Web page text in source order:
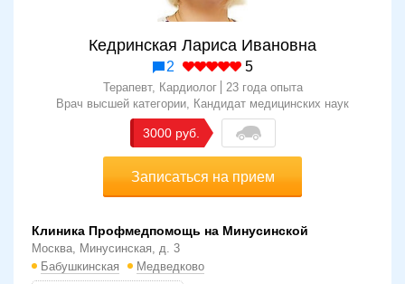
Кедринская Лариса Ивановна
2 5
Терапевт, Кардиолог
23 года опыта
Врач высшей категории
Кандидат медицинских наук
3000
Записаться на прием
Клиника Профмедпомощь на Минусинской
Москва, Минусинская, д. 3
Бабушкинская
Медведково